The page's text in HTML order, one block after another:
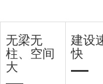
无梁无
柱、空间
大
建设
快